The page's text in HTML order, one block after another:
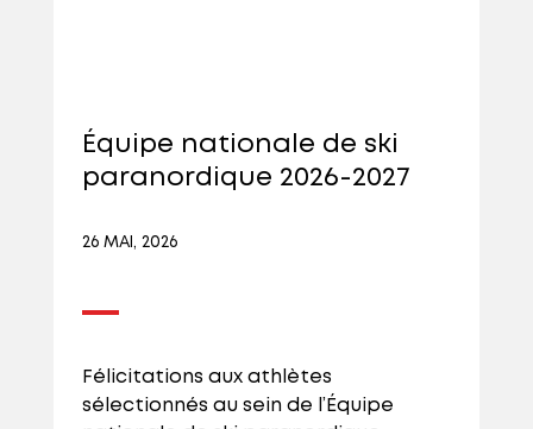
Équipe nationale de ski
paranordique 2026-2027
26 MAI, 2026
Félicitations aux athlètes
sélectionnés au sein de l’Équipe